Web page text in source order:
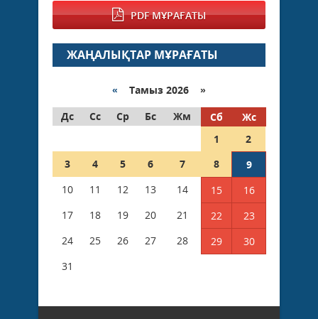
PDF МҰРАҒАТЫ
ЖАҢАЛЫҚТАР МҰРАҒАТЫ
« Тамыз 2026 »
Дс
Сс Ср Бс Жм Сб
Жс
1
2
3
4 5 6 7 8
9
10
11 12 13 14 15
16
17
18 19 20 21 22
23
24
25 26 27 28 29
30
31